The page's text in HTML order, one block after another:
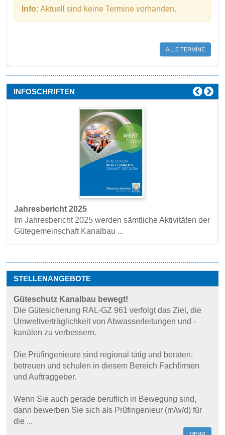
Info: Aktuell sind keine Termine vorhanden.
ALLE TERMINE
INFOSCHRIFTEN
Jahresbericht 2025
Im Jahresbericht 2025 werden sämtliche Aktivitäten der
Gütegemeinschaft Kanalbau ...
STELLENANGEBOTE
Güteschutz Kanalbau bewegt!
Die Gütesicherung RAL-GZ 961 verfolgt das Ziel, die
Umweltverträglichkeit von Abwasserleitungen und -
kanälen zu verbessern.
Die Prüfingenieure sind regional tätig und beraten,
betreuen und schulen in diesem Bereich Fachfirmen
und Auftraggeber.
Wenn Sie auch gerade beruflich in Bewegung sind,
dann bewerben Sie sich als Prüfingenieur (m/w/d) für
die ...